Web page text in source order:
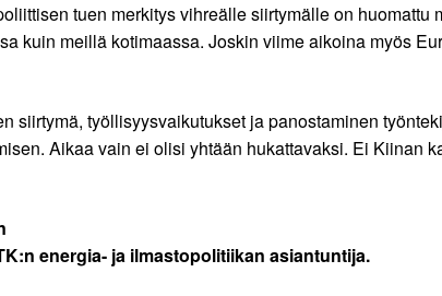
tuen merkitys vihreälle siirtymälle on
kuin meillä kotimaassa. Joskin viime aikoina myös
siirtymä, työllisyysvaikutukset ja panostaminen
Aikaa vain ei olisi yhtään hukattavaksi. Ei Kiinan
energia- ja ilmastopolitiikan asiantuntija.